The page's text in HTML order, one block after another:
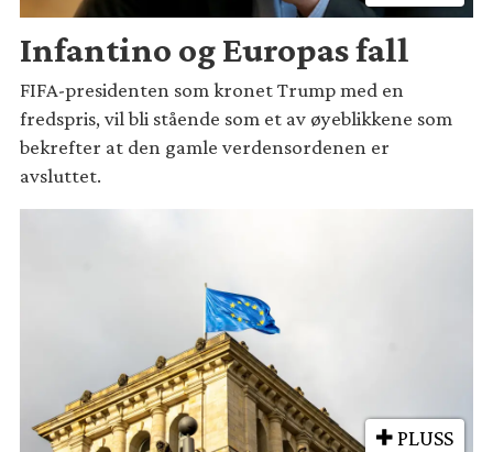
Infantino og Europas fall
FIFA-presidenten som kronet Trump med en
fredspris, vil bli stående som et av øyeblikkene som
bekrefter at den gamle verdensordenen er
avsluttet.
PLUSS